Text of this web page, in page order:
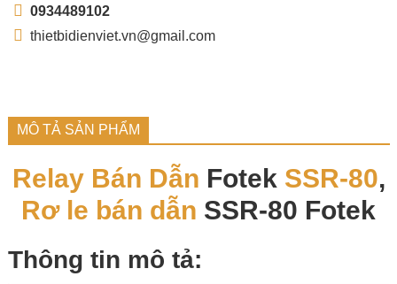
0934489102
thietbidienviet.vn@gmail.com
MÔ TẢ SẢN PHẨM
Relay Bán Dẫn Fotek SSR-80,
Rơ le bán dẫn SSR-80 Fotek
Thông tin mô tả: